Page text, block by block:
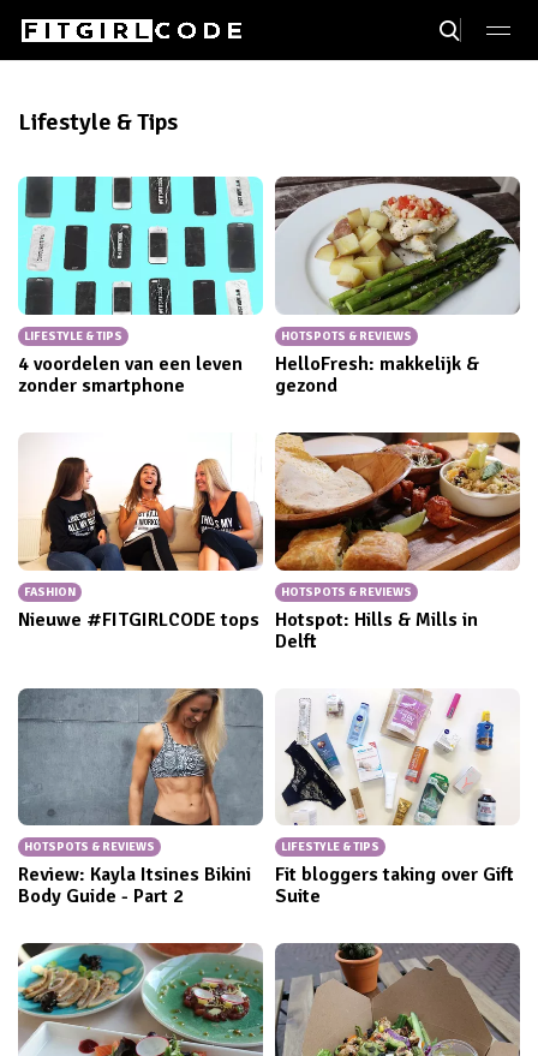
Lifestyle & Tips
LIFESTYLE & TIPS
4 voordelen van een leven
zonder smartphone
HOTSPOTS & REVIEWS
HelloFresh: makkelijk &
gezond
FASHION
Nieuwe #FITGIRLCODE tops
HOTSPOTS & REVIEWS
Hotspot: Hills & Mills in
Delft
HOTSPOTS & REVIEWS
Review: Kayla Itsines Bikini
Body Guide - Part 2
LIFESTYLE & TIPS
Fit bloggers taking over Gift
Suite